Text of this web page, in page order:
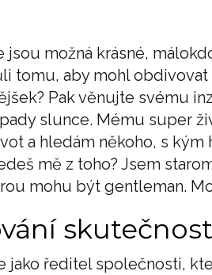
jsou možná krásné,
tomu, aby mohl
Pak věnujte svému
slunce. Mému super
a hledám někoho, s
mě z toho? Jsem
mohu být gentleman.
jako ředitel společnosti,